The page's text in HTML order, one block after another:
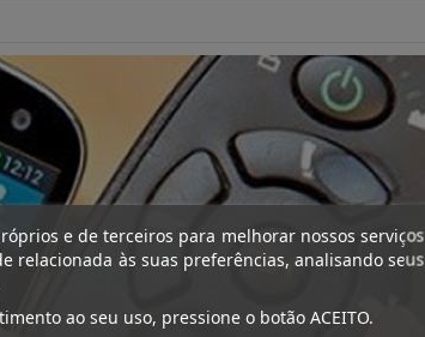
e de terceiros para melhorar nossos serviços
relacionada às suas preferências, analisando seus
ao seu uso, pressione o botão ACEITO.